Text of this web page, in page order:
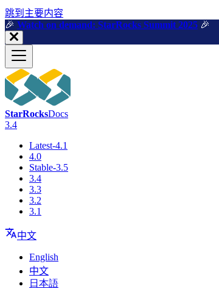
跳到主要内容
🎉️ Watch on demand: StarRocks Summit 2025 🎉️
StarRocksDocs
3.4
Latest-4.1
4.0
Stable-3.5
3.4
3.3
3.2
3.1
中文
English
中文
日本語